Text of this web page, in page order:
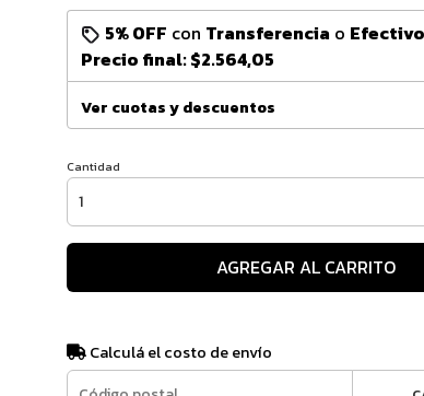
5% OFF con Transferencia o Efectivo
Precio final:$2.564,05
Ver cuotas y descuentos
Cantidad
AGREGAR AL CARRITO
Calculá el costo de envío